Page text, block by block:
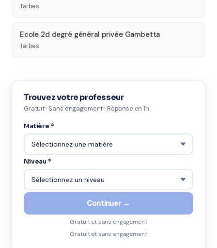
Tarbes
Ecole 2d degré général privée Gambetta
Tarbes
Trouvez votre professeur
Gratuit · Sans engagement · Réponse en 1h
Matière *
Niveau *
Continuer →
Gratuit et sans engagement
Gratuit et sans engagement